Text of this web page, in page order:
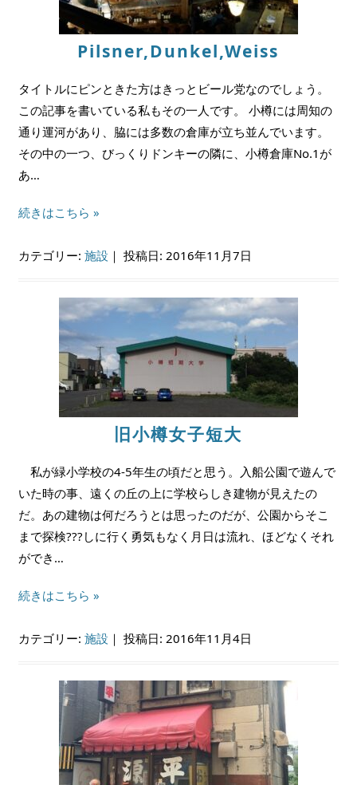
Pilsner,Dunkel,Weiss
タイトルにピンときた方はきっとビール党なのでしょう。
この記事を書いている私もその一人です。 小樽には周知の
通り運河があり、脇には多数の倉庫が立ち並んでいます。
その中の一つ、びっくりドンキーの隣に、小樽倉庫No.1が
あ…
続きはこちら »
カテゴリー:施設 ｜投稿日: 2016年11月7日
旧小樽女子短大
私が緑小学校の4-5年生の頃だと思う。入船公園で遊んで
いた時の事、遠くの丘の上に学校らしき建物が見えたの
だ。あの建物は何だろうとは思ったのだが、公園からそこ
まで探検???しに行く勇気もなく月日は流れ、ほどなくそれ
ができ…
続きはこちら »
カテゴリー:施設 ｜投稿日: 2016年11月4日